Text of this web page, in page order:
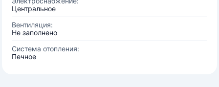
Центральное
Вентиляция:
Не заполнено
Система отопления:
Печное